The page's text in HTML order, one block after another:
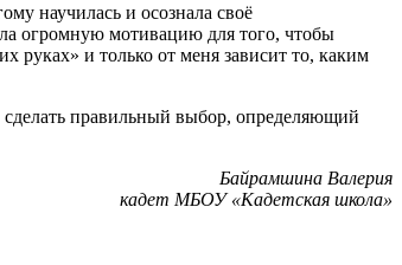
научилась и осознала своё
огромную мотивацию для того, чтобы
руках» и только от меня зависит то, каким
сделать правильный выбор, определяющий
Байрамшина Валерия
кадет МБОУ «Кадетская школа»